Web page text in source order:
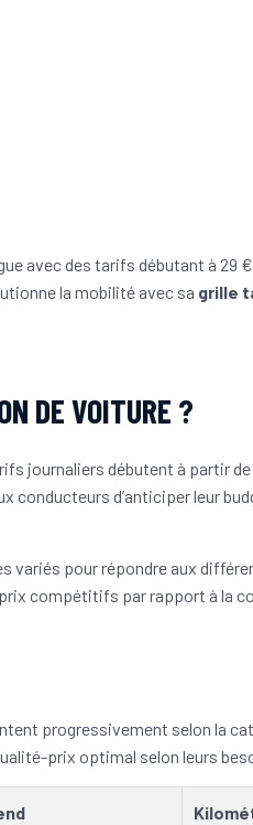
avec des tarifs débutant à 29
la mobilité avec sa grille
DE VOITURE ?
journaliers débutent à partir
d’anticiper leur
variés pour répondre aux
compétitifs par rapport à la
progressivement selon la
prix optimal selon leurs